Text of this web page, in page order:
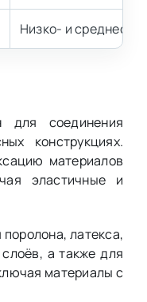
Низко- и
для соединения
конструкциях.
материалов
эластичные и
латекса,
а также для
материалы с